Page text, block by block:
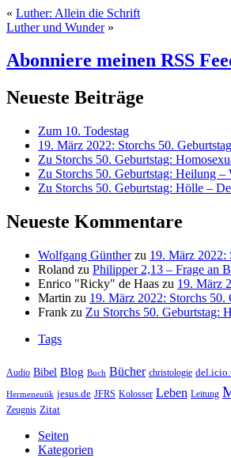
« Luther: Allein die Schrift
Luther und Wunder»
Abonniere meinen RSS
Neueste Beiträge
Zum 10. Todestag
19. März 2022: Storchs 50. Geburtstag
Zu Storchs 50. Geburtstag:
Zu Storchs 50. Geburtstag: Heilung
Zu Storchs 50. Geburtstag: Hölle –
Neueste Kommentare
Wolfgang Güntherzu 19. März 2022:
Roland zu Philipper 2,13 – Frage an
Enrico "Ricky" de Haas zu 19. März
Martin zu 19. März 2022: Storchs 50.
Frank zu Zu Storchs 50. Geburtstag:
Tags
Audio Bibel Blog Buch Bücher christologie
Hermeneutik jesus.de JFRS Kolosser Leben Leitung
Zeugnis Zitat
Seiten
Kategorien